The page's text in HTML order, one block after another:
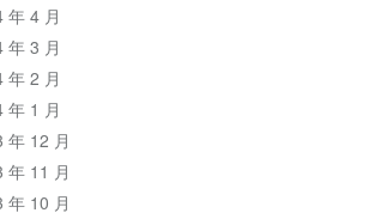
年 4 月
年 3 月
年 2 月
年 1 月
年 12 月
年 11 月
年 10 月